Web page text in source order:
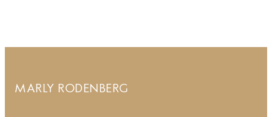
MARLY RODENBERG